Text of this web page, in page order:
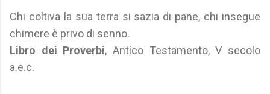
Chi coltiva la sua terra si sazia di pane, chi insegue
chimere è privo di senno.
Libro dei Proverbi, Antico Testamento, V secolo
a.e.c.